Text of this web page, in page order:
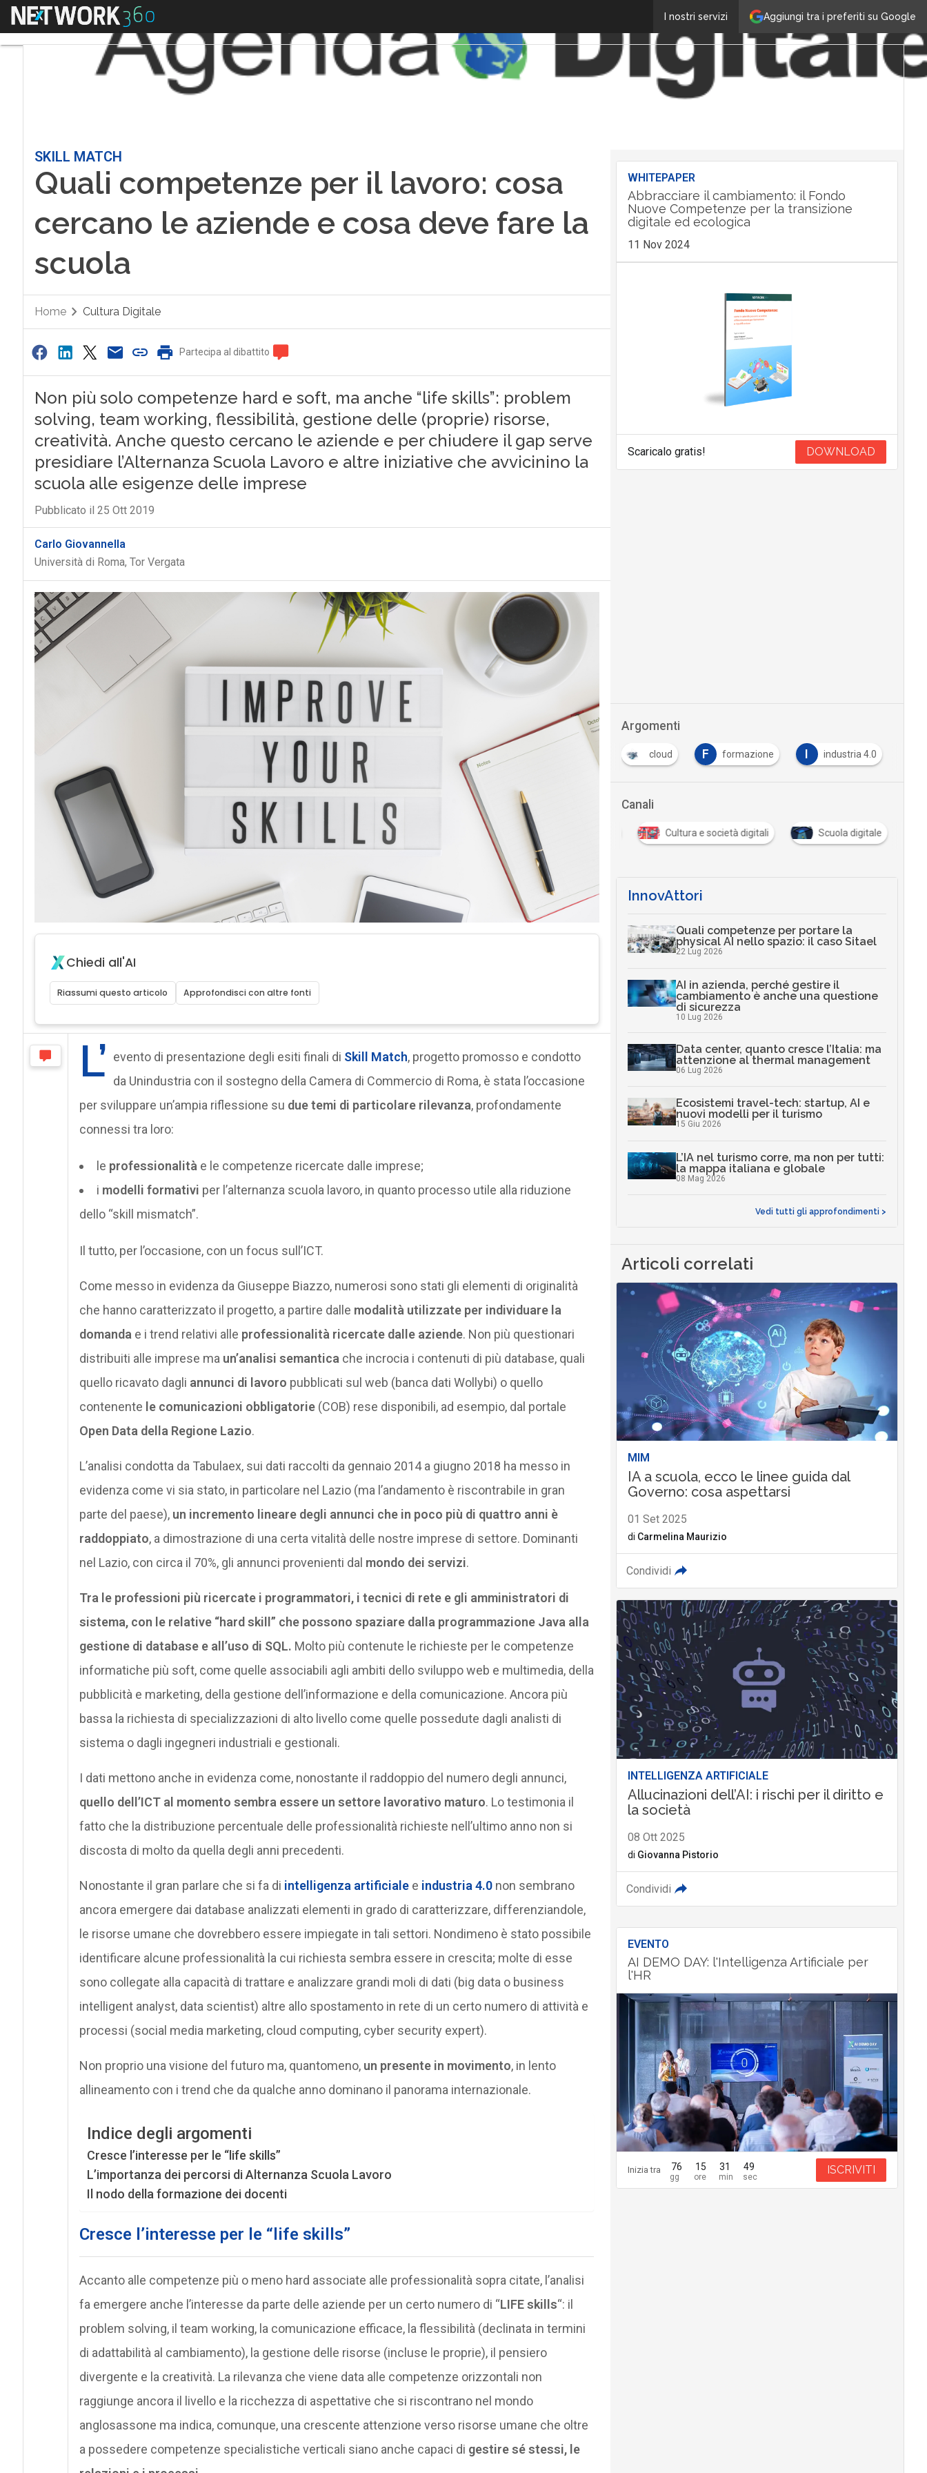
Aggiungi tra i preferiti su Google
I nostri servizi
Menu
SKILL MATCH
Quali competenze per il lavoro: cosa
cercano le aziende e cosa deve fare la
scuola
Home Cultura Digitale
Partecipa al dibattito
Non più solo competenze hard e soft, ma anche “life skills”: problem
solving, team working, flessibilità, gestione delle (proprie) risorse,
creatività. Anche questo cercano le aziende e per chiudere il gap serve
presidiare l’Alternanza Scuola Lavoro e altre iniziative che avvicinino la
scuola alle esigenze delle imprese
Pubblicato il 25 Ott 2019
Carlo Giovannella
Università di Roma, Tor Vergata
Chiedi all'AI
Riassumi questo articolo Approfondisci con altre fonti
L’ evento di presentazione degli esiti finali di Skill Match, progetto promosso e condotto
da Unindustria con il sostegno della Camera di Commercio di Roma, è stata l’occasione
per sviluppare un’ampia riflessione su due temi di particolare rilevanza, profondamente
connessi tra loro:
le professionalità e le competenze ricercate dalle imprese;
i modelli formativi per l’alternanza scuola lavoro, in quanto processo utile alla riduzione
dello “skill mismatch”.
Il tutto, per l’occasione, con un focus sull’ICT.
Come messo in evidenza da Giuseppe Biazzo, numerosi sono stati gli elementi di originalità
che hanno caratterizzato il progetto, a partire dalle modalità utilizzate per individuare la
domanda e i trend relativi alle professionalità ricercate dalle aziende. Non più questionari
distribuiti alle imprese ma un’analisi semantica che incrocia i contenuti di più database, quali
quello ricavato dagli annunci di lavoro pubblicati sul web (banca dati Wollybi) o quello
contenente le comunicazioni obbligatorie(COB) rese disponibili, ad esempio, dal portale
Open Data della Regione Lazio.
L’analisi condotta da Tabulaex, sui dati raccolti da gennaio 2014 a giugno 2018 ha messo in
evidenza come vi sia stato, in particolare nel Lazio (ma l’andamento è riscontrabile in gran
parte del paese), un incremento lineare degli annunci che in poco più di quattro anni è
raddoppiato, a dimostrazione di una certa vitalità delle nostre imprese di settore. Dominanti
nel Lazio, con circa il 70%, gli annunci provenienti dal mondo dei servizi.
Tra le professioni più ricercate i programmatori, i tecnici di rete e gli amministratori di
sistema, con le relative “hard skill” che possono spaziare dalla programmazione Java alla
gestione di database e all’uso di SQL. Molto più contenute le richieste per le competenze
informatiche più soft, come quelle associabili agli ambiti dello sviluppo web e multimedia, della
pubblicità e marketing, della gestione dell’informazione e della comunicazione. Ancora più
bassa la richiesta di specializzazioni di alto livello come quelle possedute dagli analisti di
sistema o dagli ingegneri industriali e gestionali.
I dati mettono anche in evidenza come, nonostante il raddoppio del numero degli annunci,
quello dell’ICT al momento sembra essere un settore lavorativo maturo. Lo testimonia il
fatto che la distribuzione percentuale delle professionalità richieste nell’ultimo anno non si
discosta di molto da quella degli anni precedenti.
Nonostante il gran parlare che si fa di intelligenza artificialee industria 4.0 non sembrano
ancora emergere dai database analizzati elementi in grado di caratterizzare, differenziandole,
le risorse umane che dovrebbero essere impiegate in tali settori. Nondimeno è stato possibile
identificare alcune professionalità la cui richiesta sembra essere in crescita; molte di esse
sono collegate alla capacità di trattare e analizzare grandi moli di dati (big data o business
intelligent analyst, data scientist) altre allo spostamento in rete di un certo numero di attività e
processi (social media marketing, cloud computing, cyber security expert).
Non proprio una visione del futuro ma, quantomeno, un presente in movimento, in lento
allineamento con i trend che da qualche anno dominano il panorama internazionale.
Indice degli argomenti
Cresce l’interesse per le “life skills”
L’importanza dei percorsi di Alternanza Scuola Lavoro
Il nodo della formazione dei docenti
Cresce l’interesse per le “life skills”
Accanto alle competenze più o meno hard associate alle professionalità sopra citate, l’analisi
fa emergere anche l’interesse da parte delle aziende per un certo numero di “LIFE skills“: il
problem solving, il team working, la comunicazione efficace, la flessibilità (declinata in termini
di adattabilità al cambiamento), la gestione delle risorse (incluse le proprie), il pensiero
divergente e la creatività. La rilevanza che viene data alle competenze orizzontali non
raggiunge ancora il livello e la ricchezza di aspettative che si riscontrano nel mondo
anglosassone ma indica, comunque, una crescente attenzione verso risorse umane che oltre
a possedere competenze specialistiche verticali siano anche capaci di gestire sé stessi, le
WHITEPAPER
Abbracciare il cambiamento: il Fondo
Nuove Competenze per la transizione
digitale ed ecologica
11 Nov 2024
Scaricalo gratis! DOWNLOAD
Argomenti
big data cloud F formazione industria 4.0
Canali
competenze digitali Cultura e società digitali Scuola digitale
InnovAttori
Quali competenze per portare la
physical AI nello spazio: il caso Sitael
22 Lug 2026
AI in azienda, perché gestire il
cambiamento è anche una questione
di sicurezza
10 Lug 2026
Data center, quanto cresce l’Italia: ma
attenzione al thermal management
06 Lug 2026
Ecosistemi travel-tech: startup, AI e
nuovi modelli per il turismo
15 Giu 2026
L’IA nel turismo corre, ma non per tutti:
la mappa italiana e globale
08 Mag 2026
Vedi tutti gli approfondimenti >
Articoli correlati
MIM
IA a scuola, ecco le linee guida dal
Governo: cosa aspettarsi
01 Set 2025
di Carmelina Maurizio
Condividi
INTELLIGENZA ARTIFICIALE
Allucinazioni dell’AI: i rischi per il diritto e
la società
08 Ott 2025
di Giovanna Pistorio
Condividi
EVENTO
AI DEMO DAY: l'Intelligenza Artificiale per
l'HR
Inizia tra 76 15 31 48 ISCRIVITI